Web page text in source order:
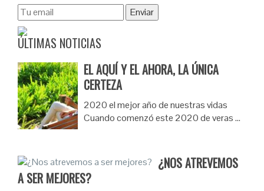
ÚLTIMAS NOTICIAS
EL AQUÍ Y EL AHORA, LA ÚNICA
CERTEZA
2020 el mejor año de nuestras vidas
Cuando comenzó este 2020 de veras …
¿NOS ATREVEMOS
A SER MEJORES?